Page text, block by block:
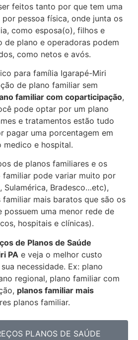
feitos tanto por que tem uma
pessoa física, onde junta os
como esposa(o), filhos e
de plano e operadoras podem
como netos e avós.
para família Igarapé-Miri
de plano familiar sem
familiar com coparticipação,
pode optar por um plano
e tratamentos estão tudo
pagar uma porcentagem em
medico e hospital.
de planos familiares e os
familiar pode variar muito por
Sulamérica, Bradesco…etc),
mais baratos que são os
possuem uma menor rede de
hospitais e clínicas).
de Planos de Saúde
PA e veja o melhor custo
necessidade. Ex: plano
regional, plano familiar com
planos familiar mais
planos familiar.
PLANOS DE SAÚDE